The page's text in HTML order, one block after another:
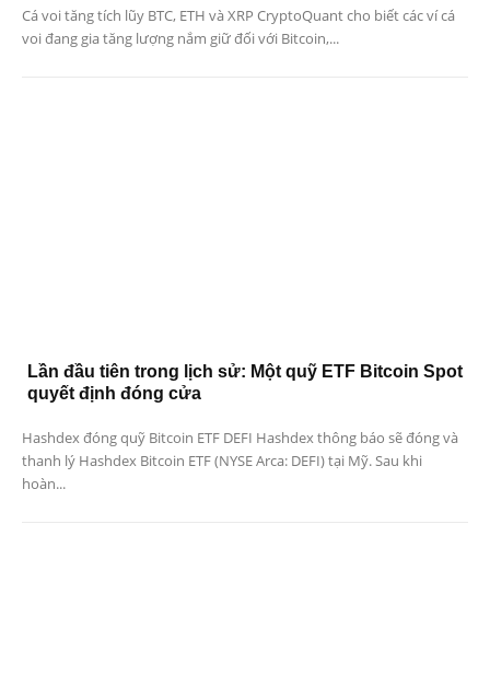
Cá voi tăng tích lũy BTC, ETH và XRP CryptoQuant cho biết các ví cá
voi đang gia tăng lượng nắm giữ đối với Bitcoin,...
Lần đầu tiên trong lịch sử: Một quỹ ETF Bitcoin Spot
quyết định đóng cửa
Hashdex đóng quỹ Bitcoin ETF DEFI Hashdex thông báo sẽ đóng và
thanh lý Hashdex Bitcoin ETF (NYSE Arca: DEFI) tại Mỹ. Sau khi
hoàn...